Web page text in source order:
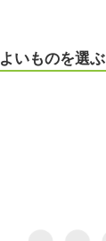
いものを選ぶ